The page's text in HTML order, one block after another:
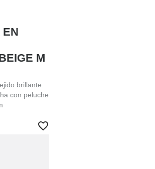
EN
M
brillante.
con peluche